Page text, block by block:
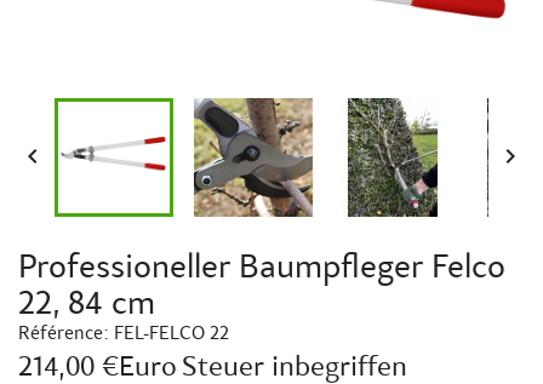
 
Professioneller Baumpfleger Felco
22, 84 cm
Référence: FEL-FELCO 22
214,00 €EuroSteuer inbegriffen